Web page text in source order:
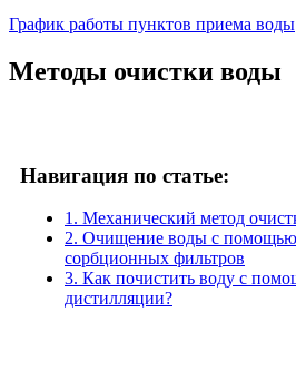
График работы пунктов приема воды
Методы очистки воды
Навигация по статье:
1. Механический метод
2. Очищение воды с
сорбционных фильтров
3. Как почистить воду с
дистилляции?